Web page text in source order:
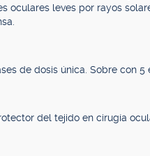
oculares leves por rayos
de dosis única. Sobre con
del tejido en cirugía